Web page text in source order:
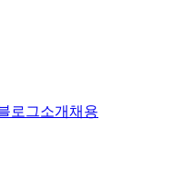
로그소개 채용